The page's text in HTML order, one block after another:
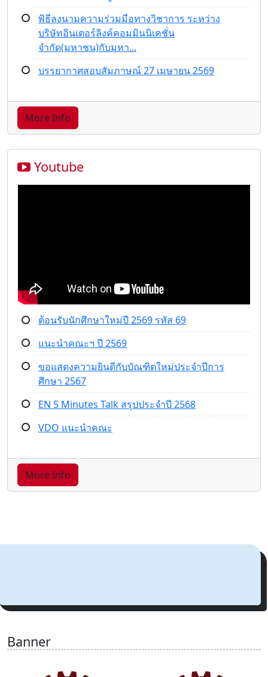
พิธีลงนามความร่วมมือทางวิชาการ ระหว่าง
บริษัทอินเตอร์ลิงค์คอมมินนิเคชั่น
จำกัด(มหาชน)กับมหา...
บรรยากาศสอบสัมภาษณ์ 27 เมษายน 2569
More Info
Youtube
ต้อนรับนักศึกษาใหม่ปี 2569 รหัส 69
แนะนำคณะฯ ปี 2569
ขอแสดงความยินดีกับบัณฑิตใหม่ประจำปีการ
ศึกษา 2567
EN 5 Minutes Talk สรุปประจำปี 2568
VDO แนะนำคณะ
More Info
Banner